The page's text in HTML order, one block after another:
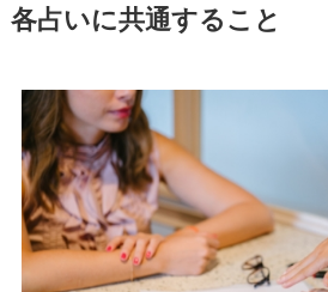
各占いに共通すること